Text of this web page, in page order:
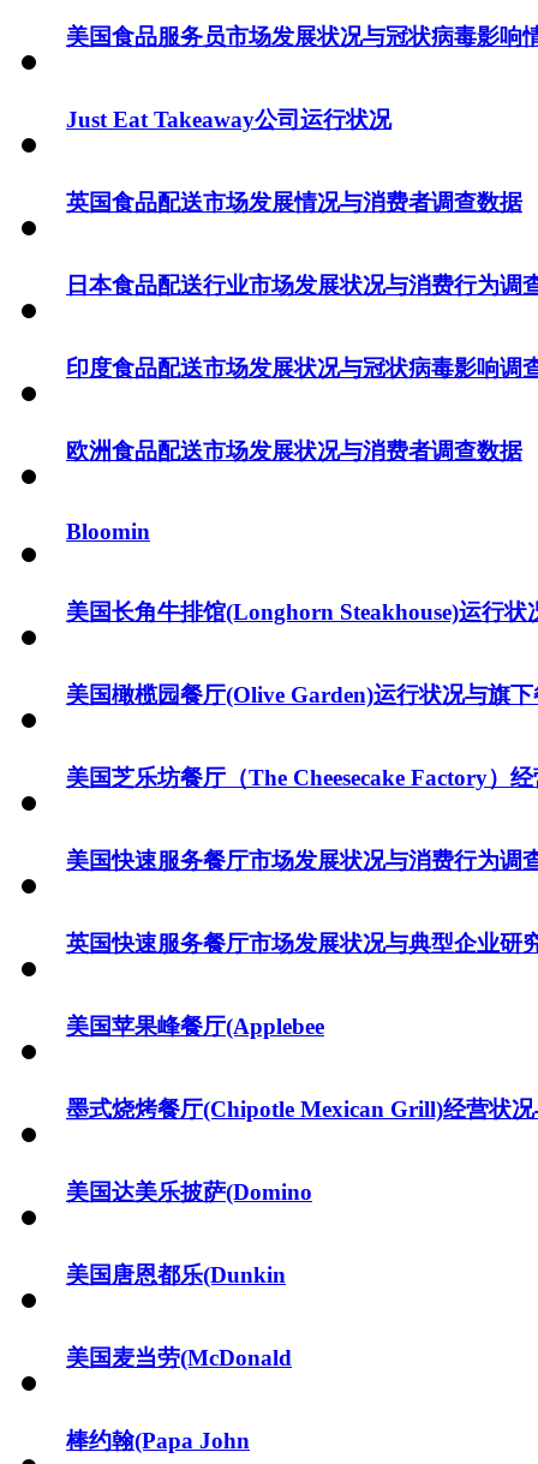
美国食品服务员市场发展状况与冠状病毒影响
Just Eat Takeaway公司运行状况
英国食品配送市场发展情况与消费者调查数据
日本食品配送行业市场发展状况与消费行为调
印度食品配送市场发展状况与冠状病毒影响调
欧洲食品配送市场发展状况与消费者调查数据
Bloomin
美国长角牛排馆(Longhorn Steakhouse)运行状
美国橄榄园餐厅(Olive Garden)运行状况与旗
美国芝乐坊餐厅（The Cheesecake Factory）
美国快速服务餐厅市场发展状况与消费行为调
英国快速服务餐厅市场发展状况与典型企业研
美国苹果峰餐厅(Applebee
墨式烧烤餐厅(Chipotle Mexican Grill)经营状
美国达美乐披萨(Domino
美国唐恩都乐(Dunkin
美国麦当劳(McDonald
棒约翰(Papa John